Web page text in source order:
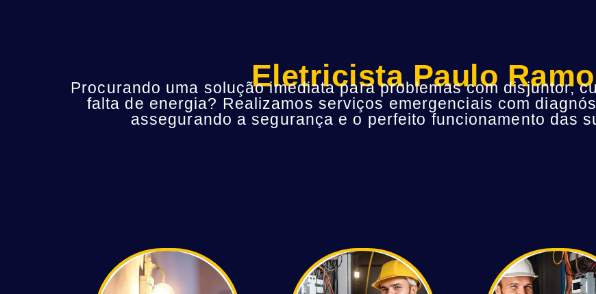
Eletricista Paulo
Procurando uma solução imediata para problemas com disjuntor,
falta de energia? Realizamos serviços emergenciais com
assegurando a segurança e o perfeito funcionamento das